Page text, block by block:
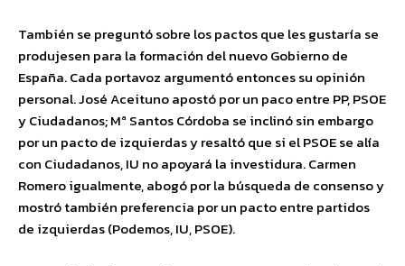
También se preguntó sobre los pactos que les gustaría se
produjesen para la formación del nuevo Gobierno de
España. Cada portavoz argumentó entonces su opinión
personal. José Aceituno apostó por un paco entre PP, PSOE
y Ciudadanos; Mª Santos Córdoba se inclinó sin embargo
por un pacto de izquierdas y resaltó que si el PSOE se alía
con Ciudadanos, IU no apoyará la investidura. Carmen
Romero igualmente, abogó por la búsqueda de consenso y
mostró también preferencia por un pacto entre partidos
de izquierdas (Podemos, IU, PSOE).